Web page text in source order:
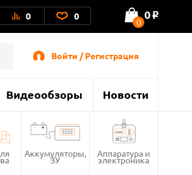
0 0 0
0 o
Войти / Регистрация
Видеообзоры Новости
Аккумуляторы,
ЗУ
Аппаратура и
электроника